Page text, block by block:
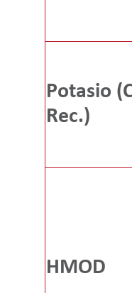
Potasio
Rec.)
HMOD